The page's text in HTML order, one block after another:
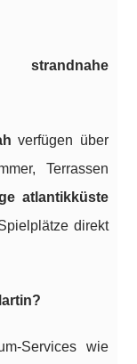
verfügen über
Terrassen
atlantikküste
direkt
Services wie